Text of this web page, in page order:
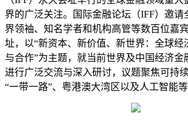
界的广泛关注。国际金融论坛（IFF）邀请
界领袖、知名学者和机构高管等数百位嘉
址，以“新资本、新价值、新世界：全球经
与合作”为主题，就当前世界及中国经济金
进行广泛交流与深入研讨，议题聚焦可持
“一带一路”、粤港澳大湾区以及人工智能等